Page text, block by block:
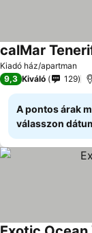
Kiadó ház/apartman
calMar
9,3 Kiváló 129
A pontos árak
válasszon